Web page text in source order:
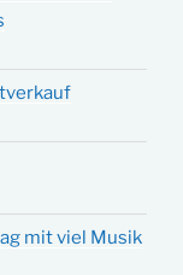
mit viel Musik